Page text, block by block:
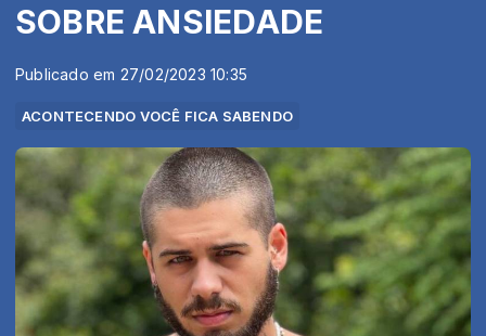
SOBRE ANSIEDADE
Publicado em 27/02/2023 10:35
ACONTECENDO VOCÊ FICA SABENDO